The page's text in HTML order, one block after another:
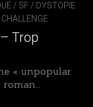
/ SF / DYSTOPIE
Trop
« unpopular